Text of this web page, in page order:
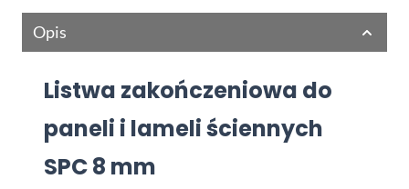
Opis
Listwa zakończeniowa do
paneli i lameli ściennych
SPC 8 mm